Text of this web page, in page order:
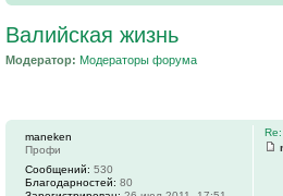
Валийская жизнь
Модератор: Модераторы форума
maneken
Профи
Сообщений: 530
Благодарностей: 80